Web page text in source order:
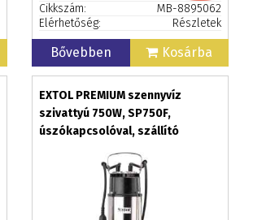
Cikkszám:
MB-8895062
Elérhetőség:
Részletek
Bővebben Kosárba
EXTOL PREMIUM szennyvíz
szivattyú 750W, SP750F,
úszókapcsolóval, szállító
teljesítmény: 18m3/h